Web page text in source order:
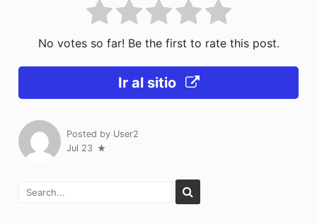
No votes so far! Be the first to rate this post.
Ir al sitio
Posted by User2
Jul 23